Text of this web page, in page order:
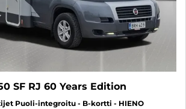
SF RJ 60 Years Edition
Puoli-integroitu - B-kortti - HIENO